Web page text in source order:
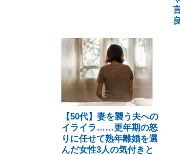
【50代】妻を襲う夫への
イライラ……更年期の怒
りに任せて熟年離婚を選
んだ女性3人の気付きと